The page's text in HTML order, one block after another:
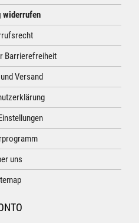
widerrufen
Barrierefreiheit
Versand
uns